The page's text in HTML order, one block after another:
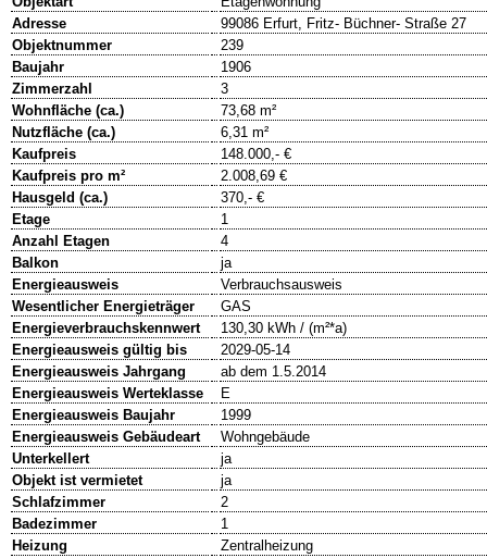
Adresse
99086 Erfurt, Fritz- Büchner- Straße 27
Objektnummer
239
Baujahr
1906
Zimmerzahl
3
Wohnfläche (ca.)
73,68 m²
Nutzfläche (ca.)
6,31 m²
Kaufpreis
148.000,- €
Kaufpreis pro m²
2.008,69 €
Hausgeld (ca.)
370,- €
Etage
1
Anzahl Etagen
4
Balkon
ja
Energieausweis
Verbrauchsausweis
Wesentlicher Energieträger
GAS
Energieverbrauchskennwert
130,30 kWh / (m²*a)
Energieausweis gültig bis
2029-05-14
Energieausweis Jahrgang
ab dem 1.5.2014
Energieausweis Werteklasse
E
Energieausweis Baujahr
1999
Energieausweis Gebäudeart
Wohngebäude
Unterkellert
ja
Objekt ist vermietet
ja
Schlafzimmer
2
Badezimmer
1
Heizung
Zentralheizung